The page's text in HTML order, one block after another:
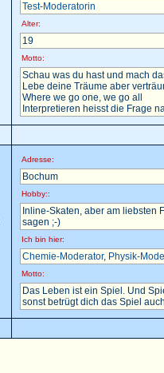
Test-Moderatorin
Alter:
19
Motto:
Schau was du hast und mach
Lebe deine Träume aber
Where we go one, we go all
Interpretieren heisst die Frage
Adresse:
Bochum
Hobby::
Inline-Skaten, aber am liebsten
sagen ;-)
Ich bin hier:
Chemie-Moderator, Physik-
Motto:
Das Leben ist ein Spiel. Und
sonst betrügt dich das Spiel